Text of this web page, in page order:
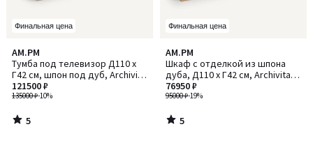
Финальная цена
AM.PM
Тумба под телевизор Д110 x
Г42 см, шпон под дуб, Archivita
/ Арчивита XL
135000 ₽-10%
121500 ₽
5
/
5
5
/
Финальная цена
AM.PM
Шкаф с отделкой из шпона
дуба, Д110 x Г42 см, Archivita /
95000 ₽-19%
76950 ₽
5
/
5
5
/